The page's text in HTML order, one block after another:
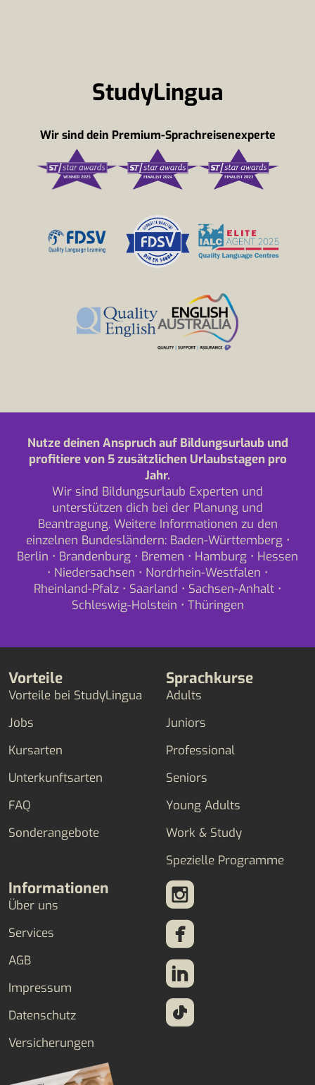
StudyLingua
Wir sind dein Premium-Sprachreisenexperte
Nutze deinen Anspruch auf Bildungsurlaub und
profitiere von 5 zusätzlichen Urlaubstagen pro
Jahr.
Wir sind Bildungsurlaub Experten und
unterstützen dich bei der Planung und
Beantragung. Weitere Informationen zu den
einzelnen Bundesländern: Baden-Württemberg•
Berlin • Brandenburg • Bremen • Hamburg • Hessen
• Niedersachsen • Nordrhein-Westfalen •
Rheinland-Pfalz • Saarland • Sachsen-Anhalt •
Schleswig-Holstein • Thüringen
Vorteile
Vorteile bei StudyLingua
Jobs
Kursarten
Unterkunftsarten
FAQ
Sonderangebote
Sprachkurse
Adults
Juniors
Professional
Seniors
Young Adults
Work & Study
Spezielle Programme
Informationen
Über uns
Services
AGB
Impressum
Datenschutz
Versicherungen